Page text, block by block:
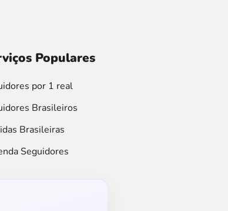
Populares
por 1 real
Brasileiros
Brasileiras
Seguidores